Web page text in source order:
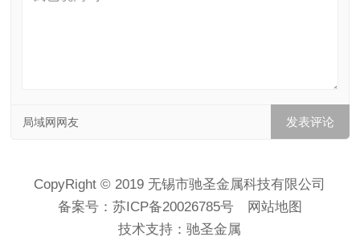
局域网网友
CopyRight © 2019 无锡市驰圣金属科技有限公司
备案号： 苏ICP备20026785号
网站地图
技术支持：驰圣金属